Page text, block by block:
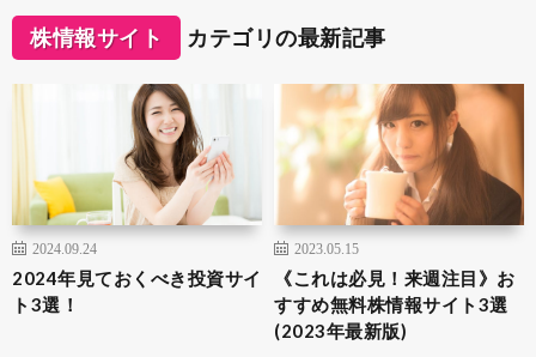
株情報サイト カテゴリの最新記事
2024.09.24
2024年見ておくべき投資サイ
ト3選！
2023.05.15
《これは必見！来週注目》お
すすめ無料株情報サイト3選
(2023年最新版)